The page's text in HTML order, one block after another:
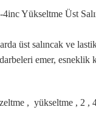
Yükseltme Üst
üst salıncak ve
emer, esneklik
, yükseltme , 2